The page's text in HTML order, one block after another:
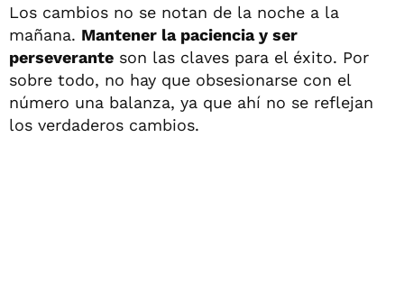
Los cambios no se notan de la noche a la
mañana. Mantener la paciencia y ser
perseverante son las claves para el éxito. Por
sobre todo, no hay que obsesionarse con el
número una balanza, ya que ahí no se reflejan
los verdaderos cambios.